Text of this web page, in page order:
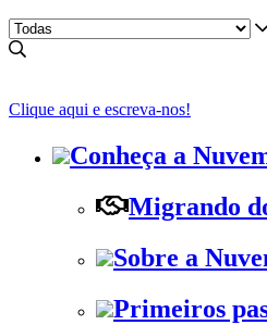
Clique aqui e escreva-nos!
Conheça a
Migrando
Sobre a
Primeiros